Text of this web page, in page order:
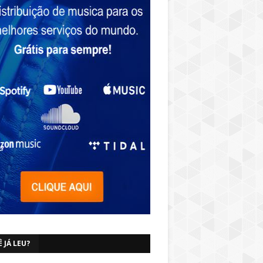
JÁ LEU?